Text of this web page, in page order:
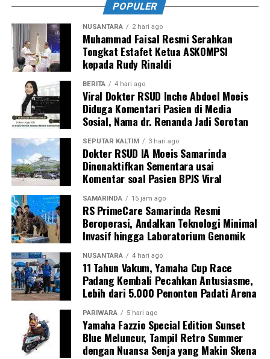
POPULER
NUSANTARA 2 hari ago
Muhammad Faisal Resmi Serahkan
Tongkat Estafet Ketua ASKOMPSI
kepada Rudy Rinaldi
BERITA 4 hari ago
Viral Dokter RSUD Inche Abdoel Moeis
Diduga Komentari Pasien di Media
Sosial, Nama dr. Renanda Jadi Sorotan
SEPUTAR KALTIM 3 hari ago
Dokter RSUD IA Moeis Samarinda
Dinonaktifkan Sementara usai
Komentar soal Pasien BPJS Viral
SAMARINDA 15 jam ago
RS PrimeCare Samarinda Resmi
Beroperasi, Andalkan Teknologi Minimal
Invasif hingga Laboratorium Genomik
NUSANTARA 4 hari ago
11 Tahun Vakum, Yamaha Cup Race
Padang Kembali Pecahkan Antusiasme,
Lebih dari 5.000 Penonton Padati Arena
PARIWARA 5 hari ago
Yamaha Fazzio Special Edition Sunset
Blue Meluncur, Tampil Retro Summer
dengan Nuansa Senja yang Makin Skena